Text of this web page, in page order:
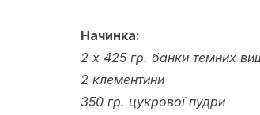
Начинка:
2 х 425 гр. банки темних
2 клементини
350 гр. цукрової пудри